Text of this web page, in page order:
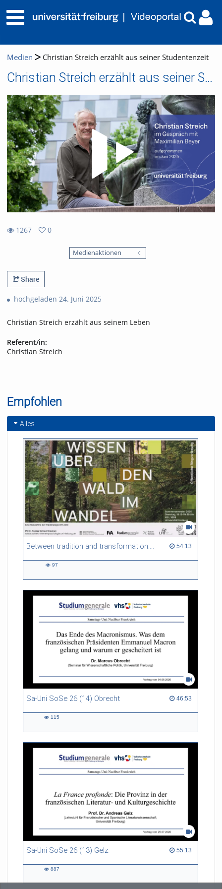
Medien Christian Streich erzählt aus seiner Studentenzeit
Christian Streich erzählt aus seiner Studentenzeit
1267
0
Medienaktionen
Share
hochgeladen 24. Juni 2025
Christian Streich erzählt aus seinem Leben
Referent/in:
Christian Streich
Empfohlen
Alles
Between tradition and transformation: how owners, advisers and institutions co-create knowledge for resilient forests in Europe 54:13
54:13 duration
97
Sa-Uni SoSe 26 (14) Obrecht 46:53
46:53 duration
115
Sa-Uni SoSe 26 (13) Gelz 55:13
55:13 duration
887